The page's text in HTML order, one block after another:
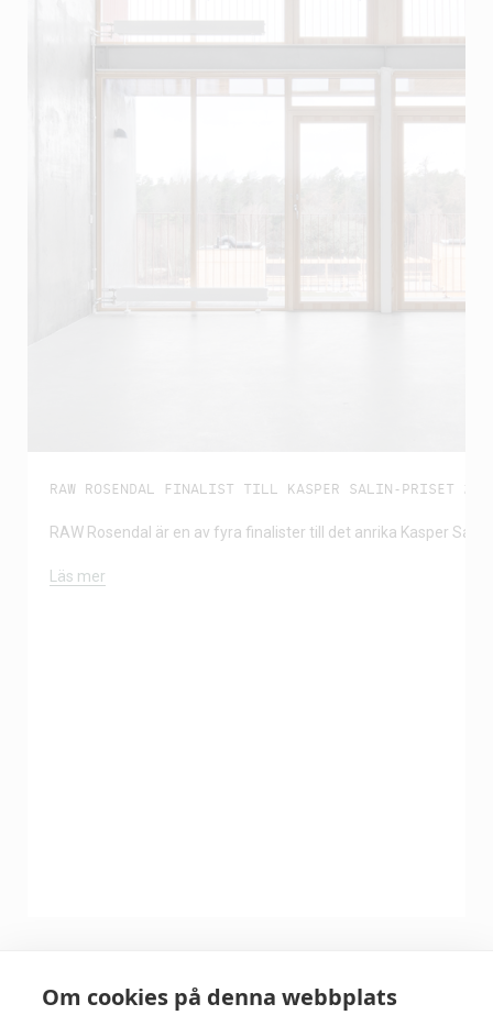
Om cookies på denna webbplats
RAW ROSENDAL FINALIST TILL KASPER SALIN-PRISET
RAW Rosendal är en av fyra finalister till det anrika Kasper
Läs mer